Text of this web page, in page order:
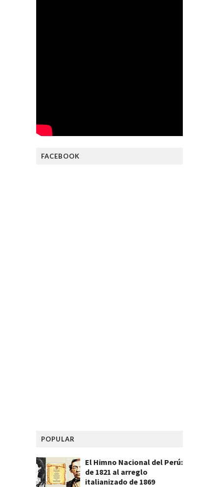
FACEBOOK
POPULAR
El Himno Nacional del Perú:
de 1821 al arreglo
italianizado de 1869